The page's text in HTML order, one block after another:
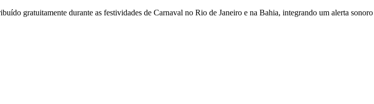
gratuitamente durante as festividades de Carnaval no Rio de Janeiro e na Bahia, integrando um alerta sonoro